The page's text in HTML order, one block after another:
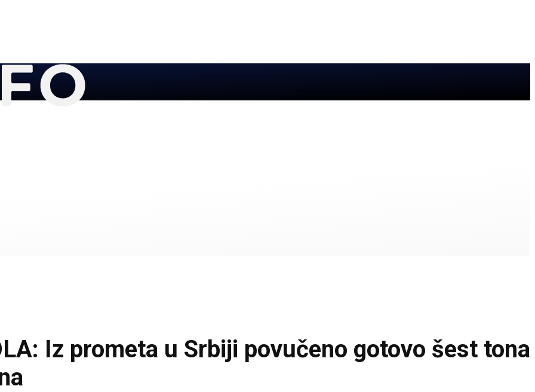
Iz prometa u Srbiji povučeno gotovo šest tona